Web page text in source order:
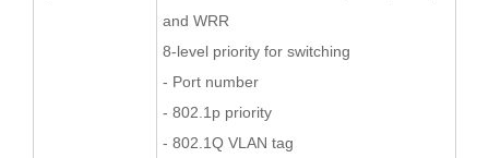
and WRR
8-level priority for switching
- Port number
- 802.1p priority
- 802.1Q VLAN tag